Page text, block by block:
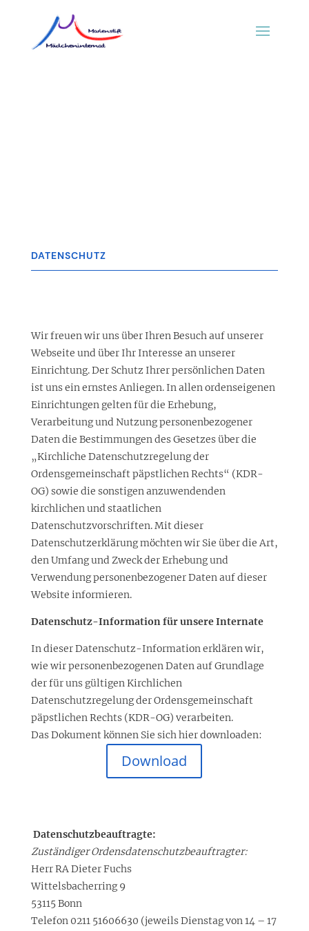
DATENSCHUTZ
Wir freuen wir uns über Ihren Besuch auf unserer
Webseite und über Ihr Interesse an unserer
Einrichtung. Der Schutz Ihrer persönlichen Daten
ist uns ein ernstes Anliegen. In allen ordenseigenen
Einrichtungen gelten für die Erhebung,
Verarbeitung und Nutzung personenbezogener
Daten die Bestimmungen des Gesetzes über die
„Kirchliche Datenschutzregelung der
Ordensgemeinschaft päpstlichen Rechts“ (KDR-
OG) sowie die sonstigen anzuwendenden
kirchlichen und staatlichen
Datenschutzvorschriften. Mit dieser
Datenschutzerklärung möchten wir Sie über die Art,
den Umfang und Zweck der Erhebung und
Verwendung personenbezogener Daten auf dieser
Website informieren.
Datenschutz-Information für unsere Internate
In dieser Datenschutz-Information erklären wir,
wie wir personenbezogenen Daten auf Grundlage
der für uns gültigen Kirchlichen
Datenschutzregelung der Ordensgemeinschaft
päpstlichen Rechts (KDR-OG) verarbeiten.
Das Dokument können Sie sich hier downloaden:
Download
Datenschutzbeauftragte:
Zuständiger Ordensdatenschutzbeauftragter:
Herr RA Dieter Fuchs
Wittelsbacherring 9
53115 Bonn
Telefon 0211 51606630 (jeweils Dienstag von 14 – 17